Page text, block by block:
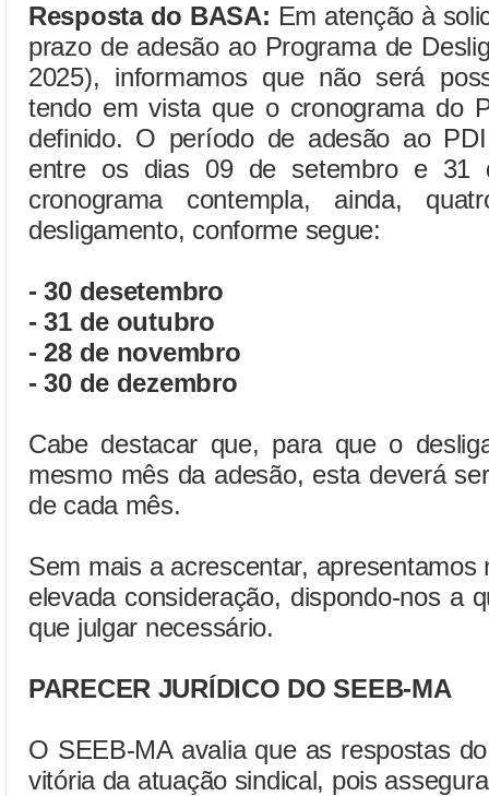
Resposta do BASA: Em atenção à
prazo de adesão ao Programa de
2025), informamos que não será
tendo em vista que o cronograma do
definido. O período de adesão ao
entre os dias 09 de setembro e 31
cronograma contempla, ainda,
desligamento, conforme segue:
- 30 desetembro
- 31 de outubro
- 28 de novembro
- 30 de dezembro
Cabe destacar que, para que o
mesmo mês da adesão, esta deverá
de cada mês.
Sem mais a acrescentar,
elevada consideração, dispondo-nos a
que julgar necessário.
PARECER JURÍDICO DO SEEB-MA
O SEEB-MA avalia que as respostas
vitória da atuação sindical, pois